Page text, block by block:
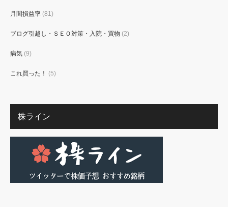
月間損益率 (81)
ブログ引越し・ＳＥＯ対策・入院・買物 (2)
病気 (9)
これ買った！ (5)
株ライン